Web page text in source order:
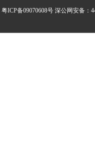
粤ICP备09070608号 深公网安备：